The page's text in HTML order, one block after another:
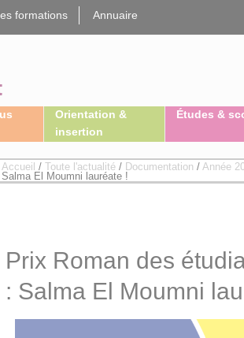
formations Annuaire
Orientation &
insertion
Études &
Accueil / Toute l'actualité/ Documentation / Année
Salma El Moumni lauréate !
Prix Roman des
: Salma El Moumni